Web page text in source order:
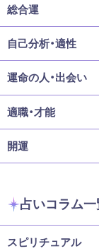
総合運
自己分析・適性
運命の人・出会い
適職・才能
開運
占いコラム
スピリチュアル